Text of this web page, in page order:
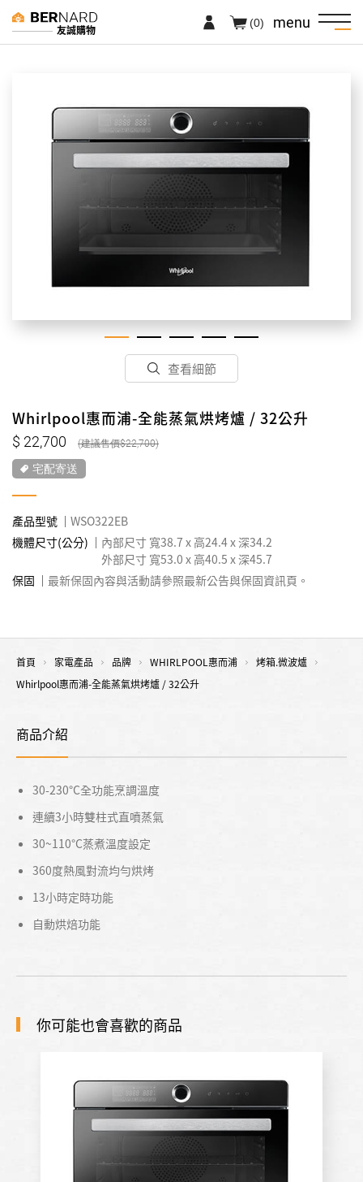
友誠購物 menu
(0)
查看細節
Whirlpool惠而浦-全能蒸氣烘烤爐 / 32公升
22,700 22,700
宅配寄送
產品型號
WSO322EB
機體尺寸(公分)
內部尺寸 寬38.7 x 高24.4 x 深34.2
外部尺寸 寬53.0 x 高40.5 x 深45.7
保固
最新保固內容與活動請參照最新公告與保固資訊頁。
首頁 家電產品 品牌 WHIRLPOOL惠而浦
烤箱.微波爐
Whirlpool惠而浦-全能蒸氣烘烤爐 / 32公升
商品介紹
30-230°C全功能烹調溫度
連續3小時雙柱式直噴蒸氣
30~110°C蒸煮溫度設定
360度熱風對流均勻烘烤
13小時定時功能
自動烘焙功能
你可能也會喜歡的商品